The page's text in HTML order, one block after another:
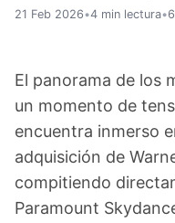
21 Feb 2026•4 min lectura•
El panorama de los
un momento de
encuentra inmerso
adquisición de
compitiendo
Paramount